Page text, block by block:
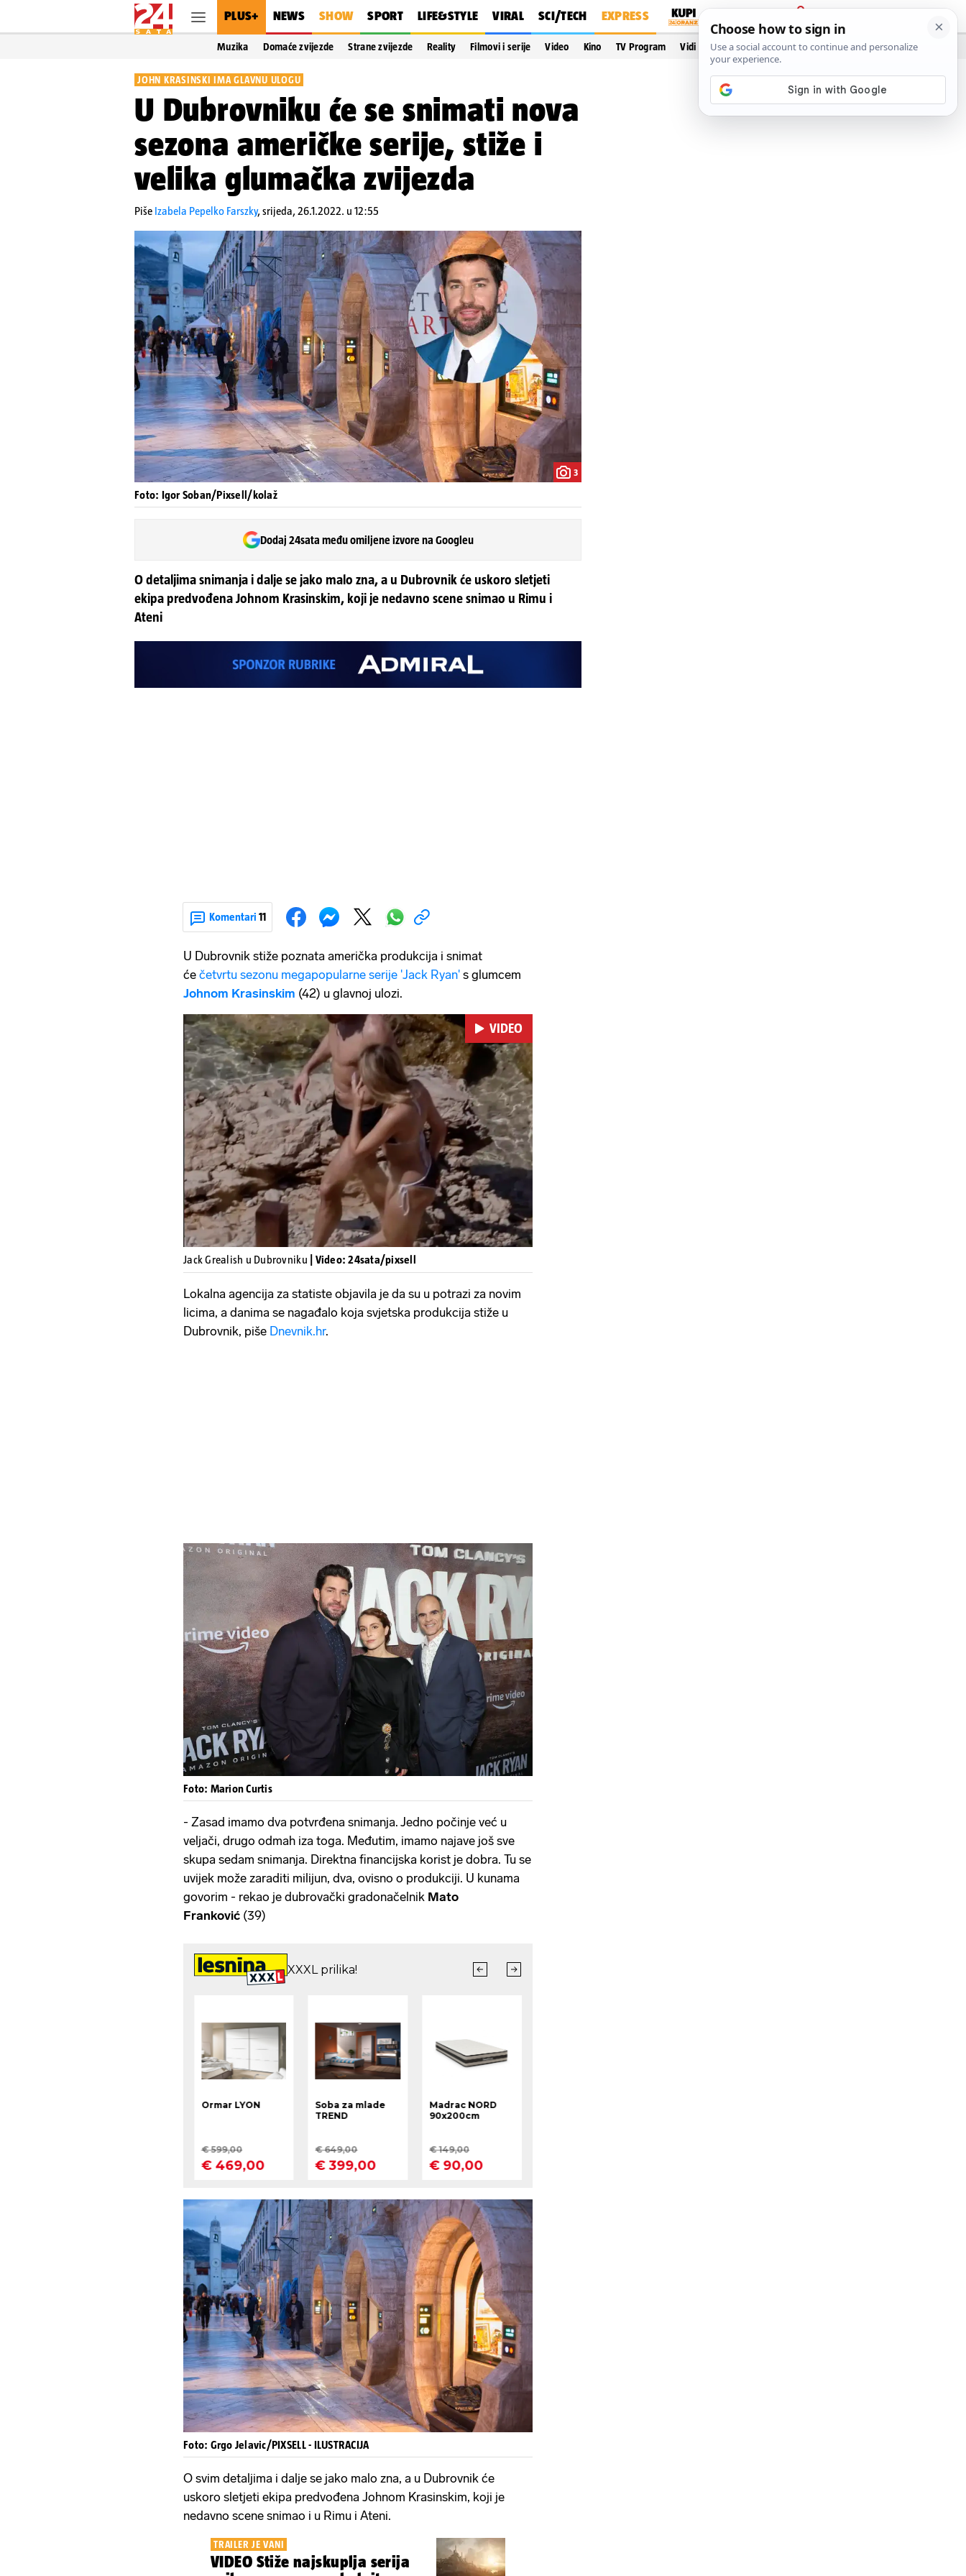
PLUS+ NEWS SHOW SPORT LIFE&STYLE VIRAL SCI/TECH EXPRESS
PRIJAVA
Muzika Domaće zvijezde Strane zvijezde Reality Filmovi i serije Video Kino TV Program Vidi još…
JOHN KRASINSKI IMA GLAVNU ULOGU
U Dubrovniku će se snimati nova
sezona američke serije, stiže i
velika glumačka zvijezda
Piše Izabela Pepelko Farszky,srijeda, 26.1.2022. u 12:55
3
Foto: Igor Soban/Pixsell/kolaž
Dodaj 24sata među omiljene izvore na Googleu
O detaljima snimanja i dalje se jako malo zna, a u Dubrovnik će uskoro sletjeti
ekipa predvođena Johnom Krasinskim, koji je nedavno scene snimao u Rimu i
Ateni
Komentari 11
U Dubrovnik stiže poznata američka produkcija i snimat
će četvrtu sezonu megapopularne serije 'Jack Ryan' s glumcem
Johnom Krasinskim (42) u glavnoj ulozi.
Pokretanje videa...
VIDEO
Jack Grealish u Dubrovniku | Video: 24sata/pixsell
Lokalna agencija za statiste objavila je da su u potrazi za novim
licima, a danima se nagađalo koja svjetska produkcija stiže u
Dubrovnik, piše Dnevnik.hr.
Foto: Marion Curtis
- Zasad imamo dva potvrđena snimanja. Jedno počinje već u
veljači, drugo odmah iza toga. Međutim, imamo najave još sve
skupa sedam snimanja. Direktna financijska korist je dobra. Tu se
uvijek može zaraditi milijun, dva, ovisno o produkciji. U kunama
govorim - rekao je dubrovački gradonačelnik Mato
Franković (39)
Foto: Grgo Jelavic/PIXSELL - ILUSTRACIJA
O svim detaljima i dalje se jako malo zna, a u Dubrovnik će
uskoro sletjeti ekipa predvođena Johnom Krasinskim, koji je
nedavno scene snimao i u Rimu i Ateni.
TRAILER JE VANI
VIDEO Stiže najskuplja serija